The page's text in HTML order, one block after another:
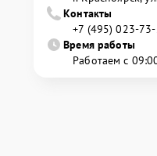
Контакты
+7 (495) 023-
Время работы
Работаем с